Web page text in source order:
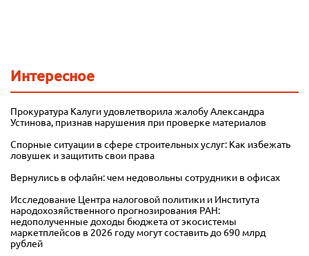
Интересное
Прокуратура Калуги удовлетворила жалобу Александра
Устинова, признав нарушения при проверке материалов
Спорные ситуации в сфере строительных услуг: Как избежать
ловушек и защитить свои права
Вернулись в офлайн: чем недовольны сотрудники в офисах
Исследование Центра налоговой политики и Института
народохозяйственного прогнозирования РАН:
недополученные доходы бюджета от экосистемы
маркетплейсов в 2026 году могут составить до 690 млрд
рублей